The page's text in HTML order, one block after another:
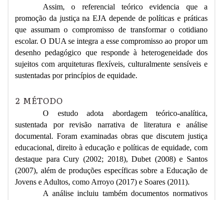
Assim, o referencial teórico evidencia que a
promoção da justiça na EJA depende de políticas e práticas
que assumam o compromisso de transformar o cotidiano
escolar. O DUA se integra a esse compromisso ao propor um
desenho pedagógico que responde à heterogeneidade dos
sujeitos com arquiteturas flexíveis, culturalmente sensíveis e
sustentadas por princípios de equidade.
2 MÉTODO
O estudo adota abordagem teórico-analítica,
sustentada por revisão narrativa de literatura e análise
documental. Foram examinadas obras que discutem justiça
educacional, direito à educação e políticas de equidade, com
destaque para Cury (2002; 2018), Dubet (2008) e Santos
(2007), além de produções específicas sobre a Educação de
Jovens e Adultos, como Arroyo (2017) e Soares (2011).
A análise incluiu também documentos normativos